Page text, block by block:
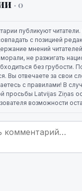
· 0
публикуют
с позицией
мнений
не разжигать
без грубости.
Вы отвечаете за свои
с правилами! В
просьбы Latvijas Ziņas
возможности